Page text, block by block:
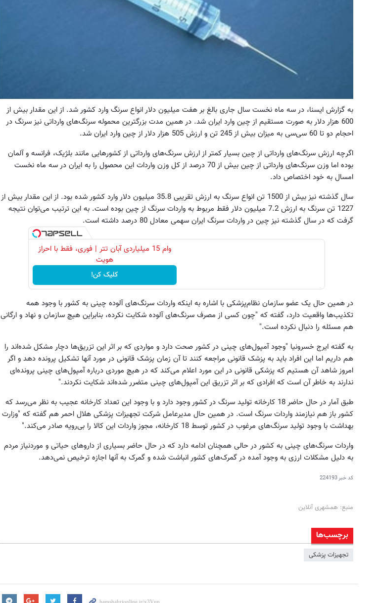
به گزارش ایسنا، در سه ماه نخست سال جاری بالغ بر هفت میلیون دلار انواع سرنگ وارد کشور شد. از این مقدار بیش از
600 هزار دلار به صورت مستقیم از چین وارد ایران شد. در همین مدت بزرگترین محموله سرنگ‌های وارداتی نیز سرنگ در
احجام دو تا 60 سی‌سی به میزان بیش از 245 تن و ارزش 505 هزار دلار از چین وارد ایران شد.
اگرچه ارزش سرنگ‌های وارداتی از چین بسیار کمتر از ارزش سرنگ‌های وارداتی از کشورهایی مانند بلژیک، فرانسه و آلمان
بوده اما وزن سرنگ‌های وارداتی از چین بیش از 70 درصد از کل وزن واردات این محصول را به ایران در سه ماه نخست
امسال به خود اختصاص داد.
سال گذشته نیز بیش از 1500 تن انواع سرنگ به ارزش تقریبی 35.8 میلیون دلار وارد کشور شده بود. از این مقدار بیش از
1227 تن سرنگ به ارزش 7.2 میلیون دلار فقط مربوط به واردات سرنگ از چین بوده است. به این ترتیب می‌توان نتیجه
گرفت که در سال گذشته نیز چین در واردات سرنگ ایران سهمی معادل 80 درصد داشته است.
وام 15 میلیاردی آبان تتر | فوری، فقط با احراز
هویت
کلیک کن!
در همین حال یک عضو سازمان نظام‌پزشکی با اشاره به اینکه واردات سرنگ‌های آلوده چینی به کشور با وجود همه
تکذیب‌ها واقعیت دارد، گفته که "چون کسی از مصرف سرنگ‌های آلوده شکایت نکرده، بنابراین هیچ سازمان و نهاد و ارگانی
هم مسئله را دنبال نکرده است."
به گفته ایرج خسرونیا "وجود آمپول‌های چینی در کشور صحت دارد و مواردی که بر اثر این تزریق‌ها دچار مشکل شده‌اند را
هم داریم اما این افراد باید به پزشک‌ قانونی مراجعه کنند تا آن زمان پزشک‌ قانونی در مورد آنها تشکیل پرونده دهد و اگر
امروز شاهد آن هستیم که پزشکی‌ قانونی در این مورد اعلام می‌کند که در هیچ موردی درباره آمپول‌های چینی پرونده‌ای
ندارند به خاطر آن است که افرادی که بر اثر تزریق این آمپول‌های چینی متضرر شده‌اند شکایت نکردند."
طبق آمار در حال حاضر 18 کارخانه تولید سرنگ در کشور وجود دارد و با وجود این تعداد کارخانه عجیب به نظر می‌رسد که
کشور باز هم نیازمند واردات سرنگ است. در همین حال مدیرعامل شرکت تجهیزات پزشکی هلال‌ احمر هم گفته که "وزارت
بهداشت با وجود تولید سرنگ‌های مرغوب در کشور توسط 18 کارخانه، مجوز واردات این کالا را بی‌رویه صادر می‌کند."
واردات سرنگ‌های چینی به کشور در حالی همچنان ادامه دارد که در حال حاضر بسیاری از داروهای حیاتی و موردنیاز مردم
به دلیل مشکلات ارزی به وجود آمده در گمرک‌های کشور انباشت شده و گمرک به آنها اجازه ترخیص نمی‌دهد.
کد خبر224193
منبع: همشهری آنلاین
برچسب‌ها
تجهیزات پزشکی